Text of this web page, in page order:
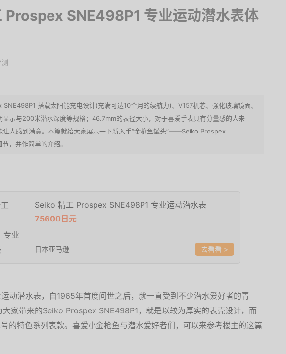
Prospex SNE498P1 专业运动潜水表体
搭载太阳能充电设计(充满可达10个月的续航力)、V157机芯、强化玻璃镜面、
显示与200米潜水深度等规格；46.7mm的表径大小，对于喜爱手表具有分量感的人来
让人感到满意。本篇就给大家展示一下新入手“金枪鱼罐头”——Seiko Prospex
，并作简单的介绍。
Seiko 精工 Prospex SNE498P1 专业运动潜水表
75600日元
日本亚马逊 >
动潜水表，自1965年首度问世之后，就一直受到不少潜水爱好者的青
大家带来的Seiko Prospex SNE498P1，就是以较为厚实的表壳设计，而
的特色系列表款。喜爱小金枪鱼与潜水爱好者们，可以来参考楼主的这篇